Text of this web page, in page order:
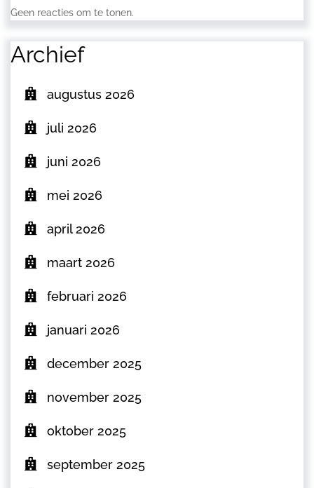
Geen reacties om te tonen.
Archief
augustus 2026
juli 2026
juni 2026
mei 2026
april 2026
maart 2026
februari 2026
januari 2026
december 2025
november 2025
oktober 2025
september 2025